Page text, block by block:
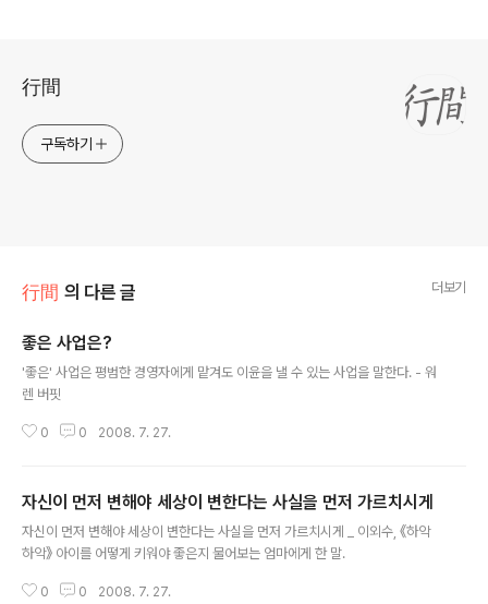
行間
구독하기
行間 의 다른 글 더보기
좋은 사업은?
'좋은' 사업은 평범한 경영자에게 맡겨도 이윤을 낼 수 있는 사업을 말한다. - 워
렌 버핏
0 0 2008. 7. 27.
자신이 먼저 변해야 세상이 변한다는 사실을 먼저 가르치시게
자신이 먼저 변해야 세상이 변한다는 사실을 먼저 가르치시게 _ 이외수, 《하악
하악》 아이를 어떻게 키워야 좋은지 물어보는 엄마에게 한 말.
0 0 2008. 7. 27.